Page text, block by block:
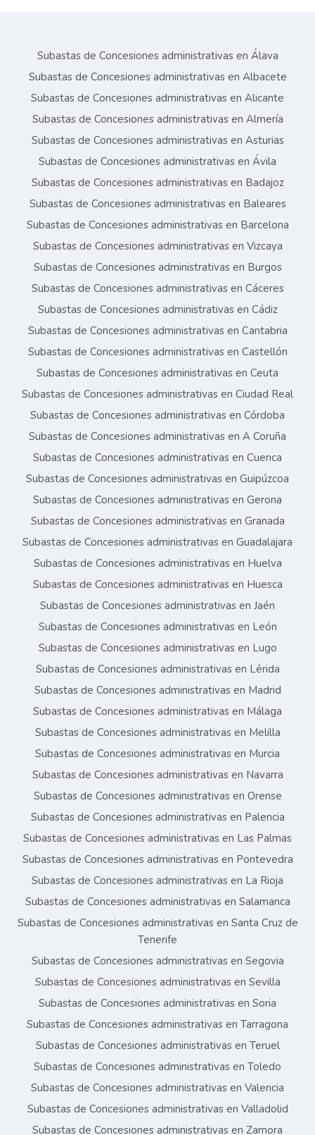
Subastas de Concesiones administrativas en Álava
Subastas de Concesiones administrativas en Albacete
Subastas de Concesiones administrativas en Alicante
Subastas de Concesiones administrativas en Almería
Subastas de Concesiones administrativas en Asturias
Subastas de Concesiones administrativas en Ávila
Subastas de Concesiones administrativas en Badajoz
Subastas de Concesiones administrativas en Baleares
Subastas de Concesiones administrativas en Barcelona
Subastas de Concesiones administrativas en Vizcaya
Subastas de Concesiones administrativas en Burgos
Subastas de Concesiones administrativas en Cáceres
Subastas de Concesiones administrativas en Cádiz
Subastas de Concesiones administrativas en Cantabria
Subastas de Concesiones administrativas en Castellón
Subastas de Concesiones administrativas en Ceuta
Subastas de Concesiones administrativas en Ciudad Real
Subastas de Concesiones administrativas en Córdoba
Subastas de Concesiones administrativas en A Coruña
Subastas de Concesiones administrativas en Cuenca
Subastas de Concesiones administrativas en Guipúzcoa
Subastas de Concesiones administrativas en Gerona
Subastas de Concesiones administrativas en Granada
Subastas de Concesiones administrativas en Guadalajara
Subastas de Concesiones administrativas en Huelva
Subastas de Concesiones administrativas en Huesca
Subastas de Concesiones administrativas en Jaén
Subastas de Concesiones administrativas en León
Subastas de Concesiones administrativas en Lugo
Subastas de Concesiones administrativas en Lérida
Subastas de Concesiones administrativas en Madrid
Subastas de Concesiones administrativas en Málaga
Subastas de Concesiones administrativas en Melilla
Subastas de Concesiones administrativas en Murcia
Subastas de Concesiones administrativas en Navarra
Subastas de Concesiones administrativas en Orense
Subastas de Concesiones administrativas en Palencia
Subastas de Concesiones administrativas en Las Palmas
Subastas de Concesiones administrativas en Pontevedra
Subastas de Concesiones administrativas en La Rioja
Subastas de Concesiones administrativas en Salamanca
Subastas de Concesiones administrativas en Santa Cruz de
Tenerife
Subastas de Concesiones administrativas en Segovia
Subastas de Concesiones administrativas en Sevilla
Subastas de Concesiones administrativas en Soria
Subastas de Concesiones administrativas en Tarragona
Subastas de Concesiones administrativas en Teruel
Subastas de Concesiones administrativas en Toledo
Subastas de Concesiones administrativas en Valencia
Subastas de Concesiones administrativas en Valladolid
Subastas de Concesiones administrativas en Zamora